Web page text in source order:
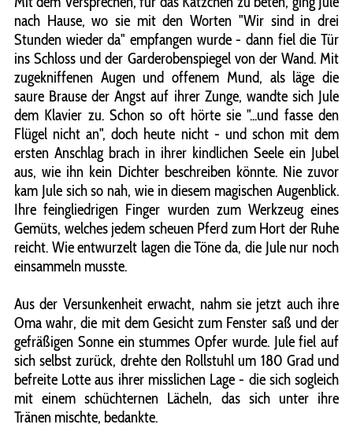
nach Hause, wo sie mit den Worten "Wir sind in drei
Stunden wieder da" empfangen wurde - dann fiel die Tür
ins Schloss und der Garderobenspiegel von der Wand. Mit
zugekniffenen Augen und offenem Mund, als läge die
saure Brause der Angst auf ihrer Zunge, wandte sich Jule
dem Klavier zu. Schon so oft hörte sie "...und fasse den
Flügel nicht an", doch heute nicht - und schon mit dem
ersten Anschlag brach in ihrer kindlichen Seele ein Jubel
aus, wie ihn kein Dichter beschreiben könnte. Nie zuvor
kam Jule sich so nah, wie in diesem magischen Augenblick.
Ihre feingliedrigen Finger wurden zum Werkzeug eines
Gemüts, welches jedem scheuen Pferd zum Hort der Ruhe
reicht. Wie entwurzelt lagen die Töne da, die Jule nur noch
einsammeln musste.
Aus der Versunkenheit erwacht, nahm sie jetzt auch ihre
Oma wahr, die mit dem Gesicht zum Fenster saß und der
gefräßigen Sonne ein stummes Opfer wurde. Jule fiel auf
sich selbst zurück, drehte den Rollstuhl um 180 Grad und
befreite Lotte aus ihrer misslichen Lage - die sich sogleich
mit einem schüchternen Lächeln, das sich unter ihre
Tränen mischte, bedankte.